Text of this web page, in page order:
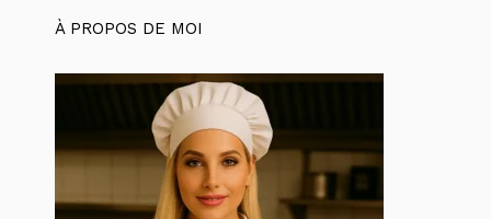
À PROPOS DE MOI